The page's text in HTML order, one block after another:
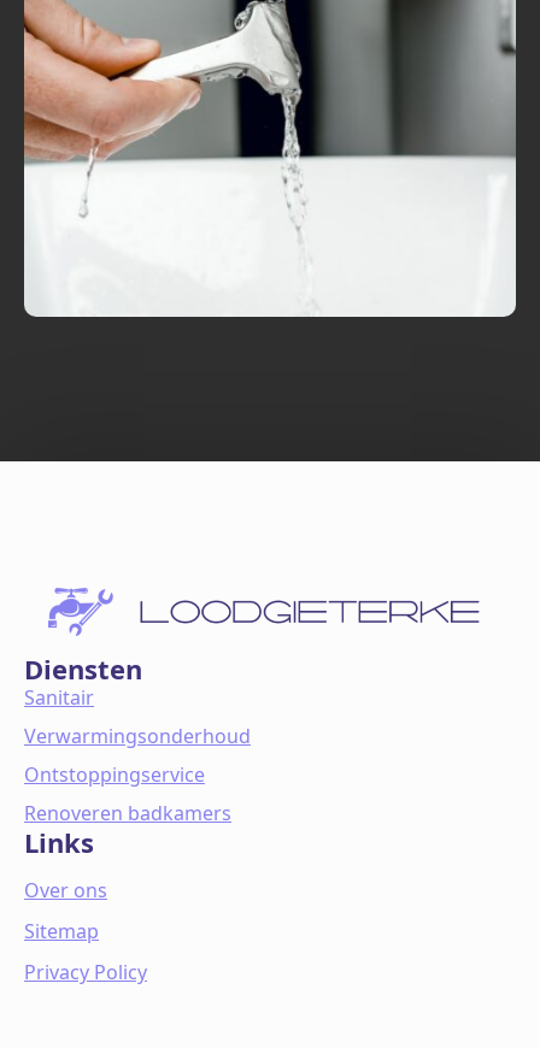
Diensten
Sanitair
Verwarmingsonderhoud
Ontstoppingservice
Renoveren badkamers
Links
Over ons
Sitemap
Privacy Policy